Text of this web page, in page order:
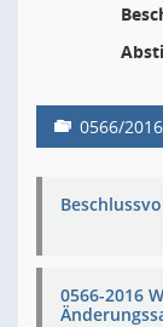
0566/2016
0566-2016